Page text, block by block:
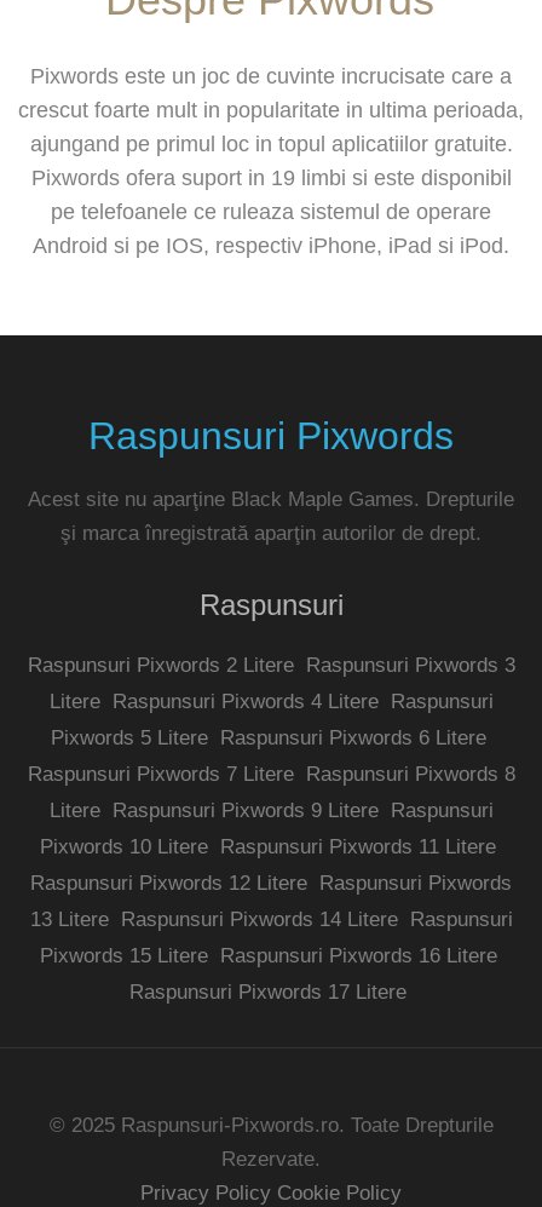
Pixwords este un joc de cuvinte incrucisate care a
crescut foarte mult in popularitate in ultima perioada,
ajungand pe primul loc in topul aplicatiilor gratuite.
Pixwords ofera suport in 19 limbi si este disponibil
pe telefoanele ce ruleaza sistemul de operare
Android si pe IOS, respectiv iPhone, iPad si iPod.
Raspunsuri Pixwords
Acest site nu aparţine Black Maple Games. Drepturile
şi marca înregistrată aparţin autorilor de drept.
Raspunsuri
Raspunsuri Pixwords 2 Litere
Raspunsuri Pixwords 3
Litere
Raspunsuri Pixwords 4 Litere
Raspunsuri
Pixwords 5 Litere
Raspunsuri Pixwords 6 Litere
Raspunsuri Pixwords 7 Litere
Raspunsuri Pixwords 8
Litere
Raspunsuri Pixwords 9 Litere
Raspunsuri
Pixwords 10 Litere Raspunsuri Pixwords 11 Litere
Raspunsuri Pixwords 12 Litere Raspunsuri Pixwords
13 Litere
Raspunsuri Pixwords 14 Litere
Raspunsuri
Pixwords 15 Litere
Raspunsuri Pixwords 16 Litere
Raspunsuri Pixwords 17 Litere
© 2025 Raspunsuri-Pixwords.ro. Toate Drepturile
Rezervate.
Privacy Policy Cookie Policy